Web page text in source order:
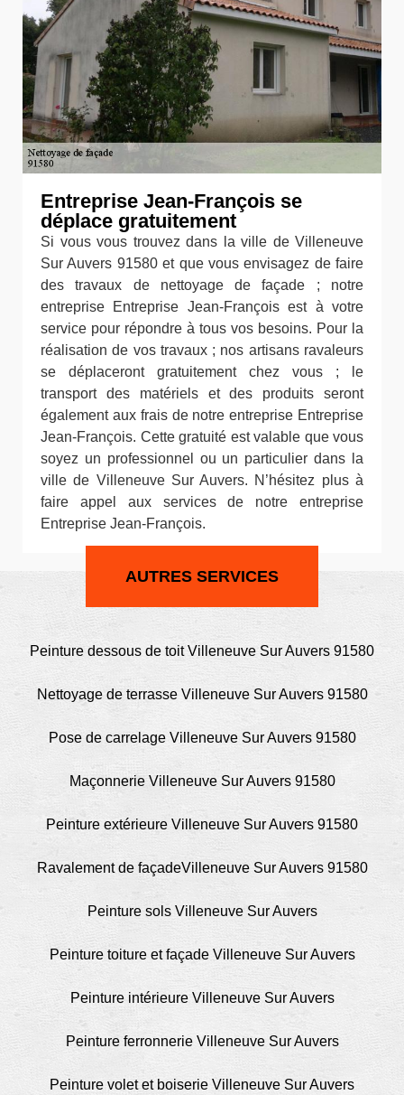
Entreprise Jean-François se
déplace gratuitement
Si vous vous trouvez dans la ville de Villeneuve
Sur Auvers 91580 et que vous envisagez de faire
des travaux de nettoyage de façade ; notre
entreprise Entreprise Jean-François est à votre
service pour répondre à tous vos besoins. Pour la
réalisation de vos travaux ; nos artisans ravaleurs
se déplaceront gratuitement chez vous ; le
transport des matériels et des produits seront
également aux frais de notre entreprise Entreprise
Jean-François. Cette gratuité est valable que vous
soyez un professionnel ou un particulier dans la
ville de Villeneuve Sur Auvers. N’hésitez plus à
faire appel aux services de notre entreprise
Entreprise Jean-François.
AUTRES SERVICES
Peinture dessous de toit Villeneuve Sur Auvers 91580
Nettoyage de terrasse Villeneuve Sur Auvers 91580
Pose de carrelage Villeneuve Sur Auvers 91580
Maçonnerie Villeneuve Sur Auvers 91580
Peinture extérieure Villeneuve Sur Auvers 91580
Ravalement de façadeVilleneuve Sur Auvers 91580
Peinture sols Villeneuve Sur Auvers
Peinture toiture et façade Villeneuve Sur Auvers
Peinture intérieure Villeneuve Sur Auvers
Peinture ferronnerie Villeneuve Sur Auvers
Peinture volet et boiserie Villeneuve Sur Auvers